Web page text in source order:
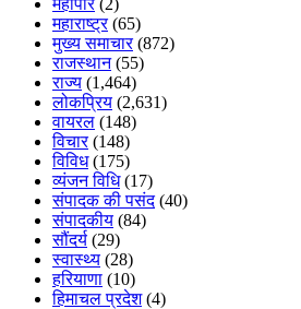
महाराष्ट्र(65)
मुख्य समाचार(872)
राजस्थान(55)
राज्य (1,464)
लोकप्रिय (2,631)
वायरल (148)
विचार(148)
विविध(175)
व्यंजन विधि(17)
संपादक की पसंद(40)
संपादकीय (84)
सौंदर्य (29)
स्वास्थ्य (28)
हरियाणा (10)
हिमाचल प्रदेश(4)